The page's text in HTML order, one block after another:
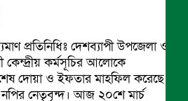
প্রতিনিধিঃ দেশব্যাপী উপজেলা ও
কেন্দ্রীয় কর্মসূচির আলোকে
দোয়া ও ইফতার মাহফিল করেছে
নেতৃবৃন্দ। আজ ২০শে মার্চ